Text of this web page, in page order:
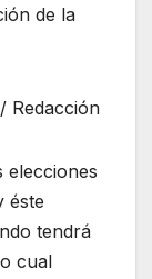
de la
Redacción
elecciones
éste
tendrá
cual